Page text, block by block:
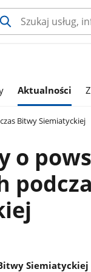
Aktualności
Bitwy Siemiatyckiej
o